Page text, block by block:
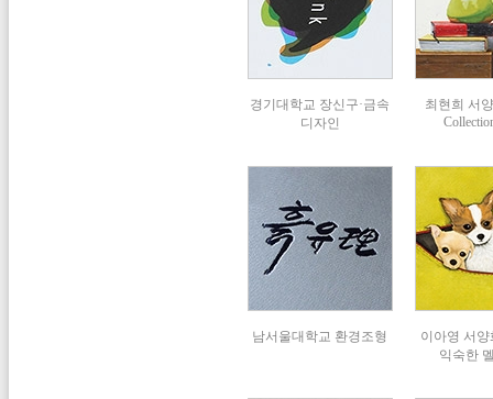
경기대학교 장신구·금속
디자인
최현희 서
남서울대학교 환경조형
이아영 서
익숙한